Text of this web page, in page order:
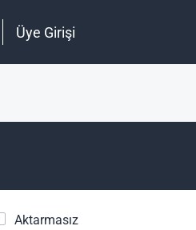
Üye Girişi
Aktarmasız